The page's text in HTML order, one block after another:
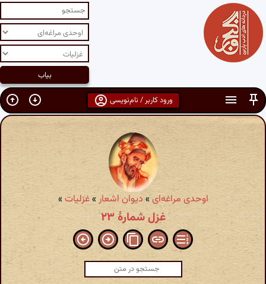
ورود کاربر / نام‌نویسی
اوحدی مراغه‌ای»دیوان اشعار»غزلیات »
غزل شمارهٔ ۲۳